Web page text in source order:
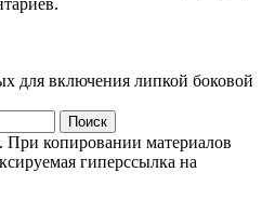
для включения липкой боковой
копировании материалов
гиперссылка на